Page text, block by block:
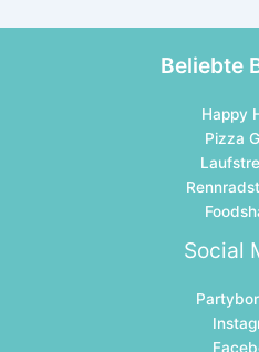
Beliebte
Happy
Pizza
Social